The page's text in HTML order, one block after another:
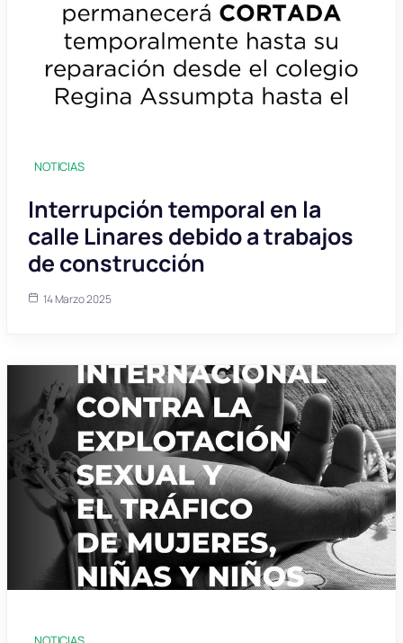
NOTICIAS
Interrupción temporal en la
calle Linares debido a trabajos
de construcción
14 Marzo 2025